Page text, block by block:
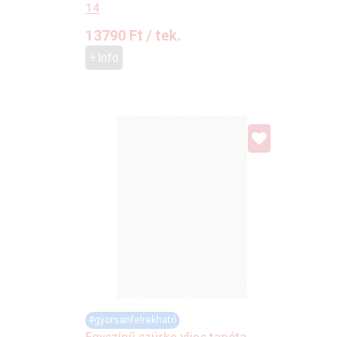
14
13790 Ft / tek.
+ Info
#gyorsanfelrakható